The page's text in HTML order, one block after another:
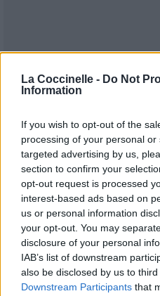
La Coccinelle - Do Not
Information
If you wish to opt-out of the
processing of your personal
targeted advertising by us,
section to confirm your
opt-out request is processed
interest-based ads based on
us or personal information
your opt-out. You may
disclosure of your personal
IAB’s list of downstream
also be disclosed by us to
Downstream Participants that
Publié parDamien45 8587
2023 à 10h08.